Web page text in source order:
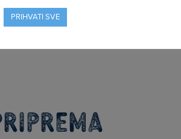
PRIHVATI SVE